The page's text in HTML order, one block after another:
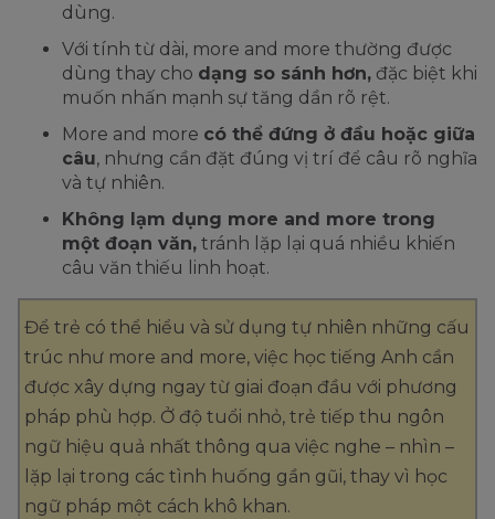
dùng.
Với tính từ dài, more and more thường được
dùng thay cho dạng so sánh hơn, đặc biệt khi
muốn nhấn mạnh sự tăng dần rõ rệt.
More and more có thể đứng ở đầu hoặc giữa
câu, nhưng cần đặt đúng vị trí để câu rõ nghĩa
và tự nhiên.
Không lạm dụng more and more trong
một đoạn văn, tránh lặp lại quá nhiều khiến
câu văn thiếu linh hoạt.
Để trẻ có thể hiểu và sử dụng tự nhiên những cấu
trúc như more and more, việc học tiếng Anh cần
được xây dựng ngay từ giai đoạn đầu với phương
pháp phù hợp. Ở độ tuổi nhỏ, trẻ tiếp thu ngôn
ngữ hiệu quả nhất thông qua việc nghe – nhìn –
lặp lại trong các tình huống gần gũi, thay vì học
ngữ pháp một cách khô khan.